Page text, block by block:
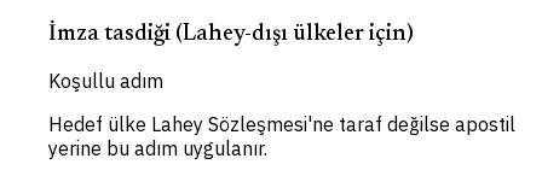
İmza tasdiği (Lahey-dışı ülkeler için)
Koşullu adım
Hedef ülke Lahey Sözleşmesi'ne taraf değilse apostil
yerine bu adım uygulanır.